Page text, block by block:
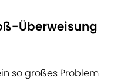
Überweisung
so großes Problem